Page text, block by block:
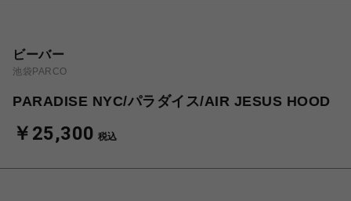
ビーバー
池袋PARCO
PARADISE NYC/パラダイス/AIR JESUS HOOD
￥25,300 税込